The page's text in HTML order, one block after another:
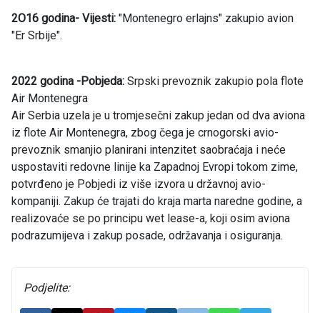
2O16 godina- Vijesti: "Montenegro erlajns" zakupio avion
"Er Srbije".
2022 godina -Pobjeda: Srpski prevoznik zakupio pola flote
Air Montenegra
Air Serbia uzela je u tromjesečni zakup jedan od dva aviona
iz flote Air Montenegra, zbog čega je crnogorski avio-
prevoznik smanjio planirani intenzitet saobraćaja i neće
uspostaviti redovne linije ka Zapadnoj Evropi tokom zime,
potvrđeno je Pobjedi iz više izvora u državnoj avio-
kompaniji. Zakup će trajati do kraja marta naredne godine, a
realizovaće se po principu wet lease-a, koji osim aviona
podrazumijeva i zakup posade, održavanja i osiguranja.
Podjelite: